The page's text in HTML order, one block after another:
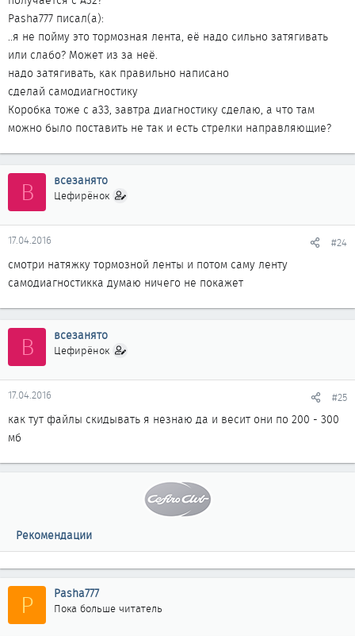
Pasha777 писал(а):
..я не пойму это тормозная лента, её надо сильно затягивать
или слабо? Может из за неё.
надо затягивать, как правильно написано
сделай самодиагностику
Коробка тоже с а33, завтра диагностику сделаю, а что там
можно было поставить не так и есть стрелки направляющие?
В всезанято
Цефирёнок
17.04.2016 #24
смотри натяжку тормозной ленты и потом саму ленту
самодиагностикка думаю ничего не покажет
В всезанято
Цефирёнок
17.04.2016 #25
как тут файлы скидывать я незнаю да и весит они по 200 - 300
мб
Рекомендации
P Pasha777
Пока больше читатель